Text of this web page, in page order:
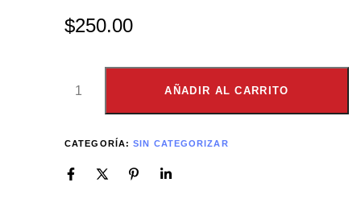
$250.00
AÑADIR AL CARRITO
CATEGORÍA:SIN CATEGORIZAR